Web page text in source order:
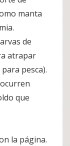
manta
de
atrapar
pesca).
que
la página.